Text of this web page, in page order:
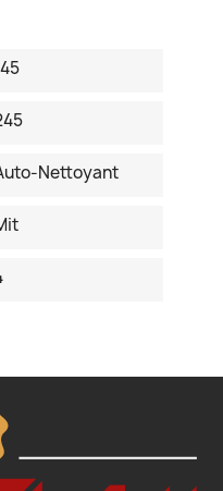
Nettoyant